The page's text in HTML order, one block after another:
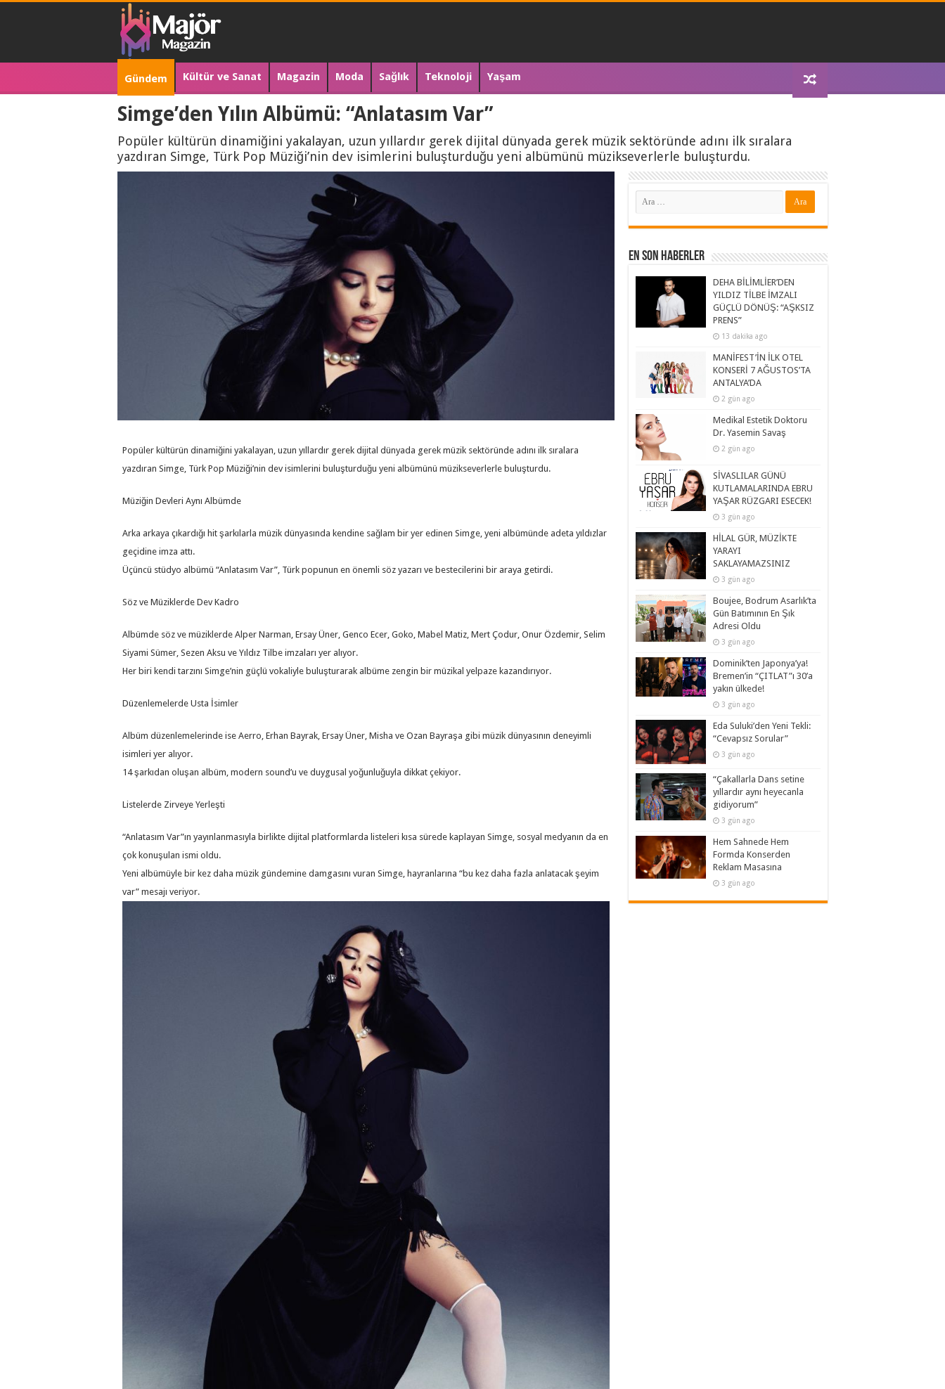
Gündem Kültür ve Sanat Magazin Moda Sağlık Teknoloji Yaşam
Simge’den Yılın Albümü: “Anlatasım Var”
Popüler kültürün dinamiğini yakalayan, uzun yıllardır gerek dijital dünyada gerek müzik sektöründe adını ilk sıralara
yazdıran Simge, Türk Pop Müziği’nin dev isimlerini buluşturduğu yeni albümünü müzikseverlerle buluşturdu.
Popüler kültürün dinamiğini yakalayan, uzun yıllardır gerek dijital dünyada gerek müzik sektöründe adını ilk sıralara
yazdıran Simge, Türk Pop Müziği’nin dev isimlerini buluşturduğu yeni albümünü müzikseverlerle buluşturdu.
Müziğin Devleri Aynı Albümde
Arka arkaya çıkardığı hit şarkılarla müzik dünyasında kendine sağlam bir yer edinen Simge, yeni albümünde adeta yıldızlar
geçidine imza attı.
Üçüncü stüdyo albümü “Anlatasım Var”, Türk popunun en önemli söz yazarı ve bestecilerini bir araya getirdi.
Söz ve Müziklerde Dev Kadro
Albümde söz ve müziklerde Alper Narman, Ersay Üner, Genco Ecer, Goko, Mabel Matiz, Mert Çodur, Onur Özdemir, Selim
Siyami Sümer, Sezen Aksu ve Yıldız Tilbe imzaları yer alıyor.
Her biri kendi tarzını Simge’nin güçlü vokaliyle buluşturarak albüme zengin bir müzikal yelpaze kazandırıyor.
Düzenlemelerde Usta İsimler
Albüm düzenlemelerinde ise Aerro, Erhan Bayrak, Ersay Üner, Misha ve Ozan Bayraşa gibi müzik dünyasının deneyimli
isimleri yer alıyor.
14 şarkıdan oluşan albüm, modern sound’u ve duygusal yoğunluğuyla dikkat çekiyor.
Listelerde Zirveye Yerleşti
“Anlatasım Var”ın yayınlanmasıyla birlikte dijital platformlarda listeleri kısa sürede kaplayan Simge, sosyal medyanın da en
çok konuşulan ismi oldu.
Yeni albümüyle bir kez daha müzik gündemine damgasını vuran Simge, hayranlarına “bu kez daha fazla anlatacak şeyim
var” mesajı veriyor.
En Son Haberler
DEHA BİLİMLİER’DEN
YILDIZ TİLBE İMZALI
GÜÇLÜ DÖNÜŞ: “AŞKSIZ
PRENS”
13 dakika ago
MANİFEST’İN İLK OTEL
KONSERİ 7 AĞUSTOS’TA
ANTALYA’DA
2 gün ago
Medikal Estetik Doktoru
Dr. Yasemin Savaş
2 gün ago
SİVASLILAR GÜNÜ
KUTLAMALARINDA EBRU
YAŞAR RÜZGARI ESECEK!
3 gün ago
HİLAL GÜR, MÜZİKTE
YARAYI
SAKLAYAMAZSINIZ
3 gün ago
Boujee, Bodrum Asarlık’ta
Gün Batımının En Şık
Adresi Oldu
3 gün ago
Dominik’ten Japonya’ya!
Bremen’in “ÇITLAT”ı 30’a
yakın ülkede!
3 gün ago
Eda Suluki’den Yeni Tekli:
“Cevapsız Sorular”
3 gün ago
“Çakallarla Dans setine
yıllardır aynı heyecanla
gidiyorum”
3 gün ago
Hem Sahnede Hem
Formda Konserden
Reklam Masasına
3 gün ago